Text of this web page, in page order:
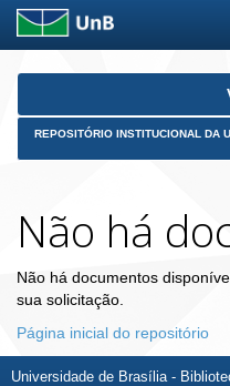
Skip
REPOSITÓRIO INSTITUCIONAL DA
Não há
Não há documentos
sua solicitação.
Página inicial do repositório
Universidade de Brasília -